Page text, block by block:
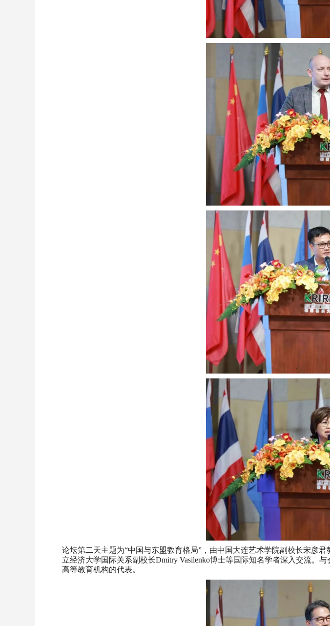
论坛第二天主题为“中国与东盟教育格局”，由中国大连艺术学院副校长宋彦
立经济大学国际关系副校长Dmitry Vasilenko博士等国际知名学者深入交流。
高等教育机构的代表。